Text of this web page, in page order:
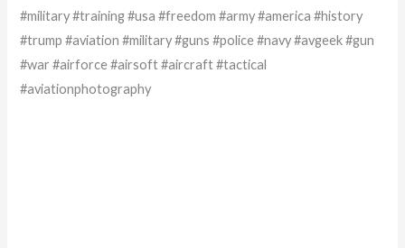
#military #training #usa #freedom #army #america #history
#trump #aviation #military #guns #police #navy #avgeek #gun
#war #airforce #airsoft #aircraft #tactical
#aviationphotography